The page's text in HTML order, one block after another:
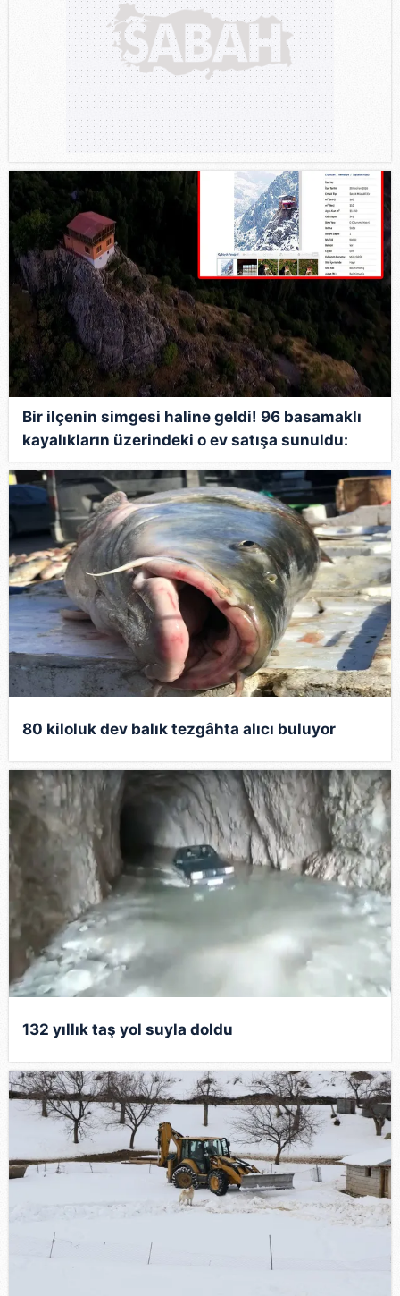
Bir ilçenin simgesi haline geldi! 96 basamaklı
kayalıkların üzerindeki o ev satışa sunuldu:
Değeri ise dudak uçuklattı!
80 kiloluk dev balık tezgâhta alıcı buluyor
132 yıllık taş yol suyla doldu